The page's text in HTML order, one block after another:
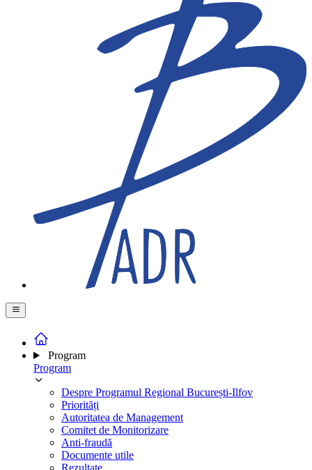
Program
Program
Despre Programul Regional București-Ilfov
Priorități
Autoritatea de Management
Comitet de Monitorizare
Anti-fraudă
Documente utile
Rezultate